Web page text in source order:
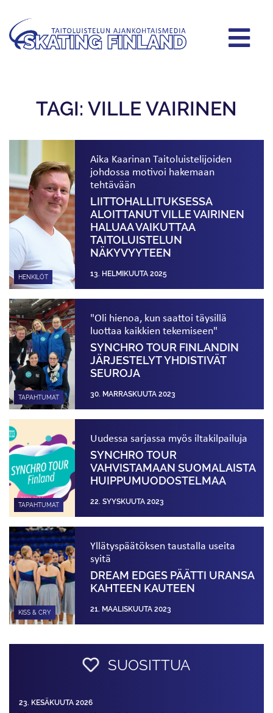
TAGI: VILLE VAIRINEN
HENKILÖT
Aika Kaarinan Taitoluistelijoiden
johdossa motivoi hakemaan
tehtävään
LIITTOHALLITUKSESSA
ALOITTANUT VILLE VAIRINEN
HALUAA VAIKUTTAA
TAITOLUISTELUN
NÄKYVYYTEEN
13. HELMIKUUTA 2025
TAPAHTUMAT
"Oli hienoa, kun saattoi täysillä
luottaa kaikkien tekemiseen"
SYNCHRO TOUR FINLANDIN
JÄRJESTELYT YHDISTIVÄT
SEUROJA
30. MARRASKUUTA 2023
TAPAHTUMAT
Uudessa sarjassa myös iltakilpailuja
SYNCHRO TOUR
VAHVISTAMAAN SUOMALAISTA
HUIPPU­­­­MUODOSTELMAA
22. SYYSKUUTA 2023
KISS & CRY
Yllätyspäätöksen taustalla useita
syitä
DREAM EDGES PÄÄTTI URANSA
KAHTEEN KAUTEEN
21. MAALISKUUTA 2023
SUOSITTUA
23. KESÄKUUTA 2026